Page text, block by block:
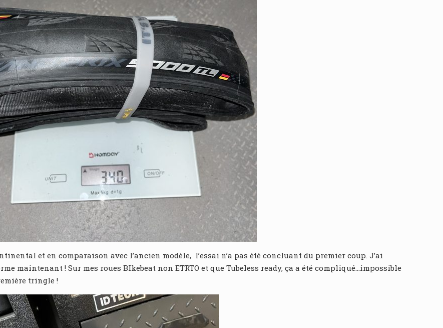
et en comparaison avec l’ancien modèle, l’essai n’a pas été concluant du premier coup. J’ai
maintenant ! Sur mes roues BIkebeat non ETRTO et que Tubeless ready, ça a été compliqué…impossible
tringle !